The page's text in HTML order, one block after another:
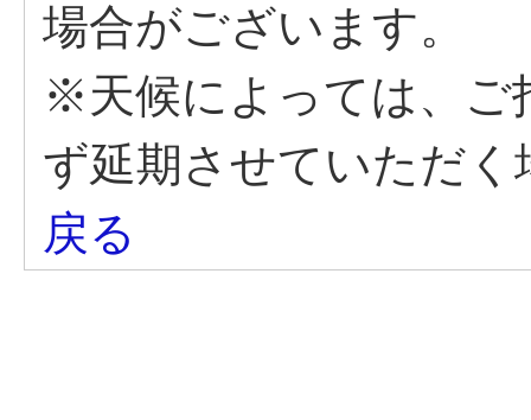
場合がございます。
※天候によっては、ご
ず延期させていただ
戻る